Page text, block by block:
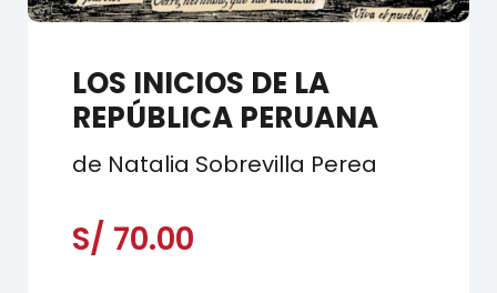
LOS INICIOS DE LA
REPÚBLICA PERUANA
de Natalia Sobrevilla Perea
S/ 70.00